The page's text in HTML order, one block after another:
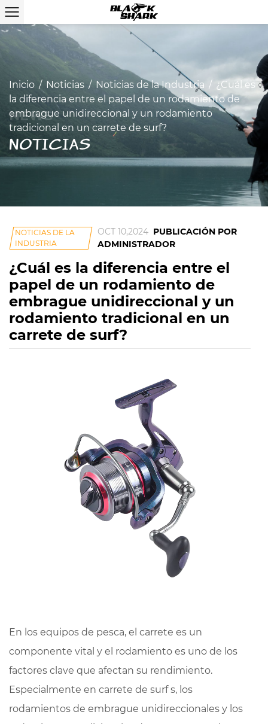
Inicio / Noticias / Noticias de la Industria / ¿Cuál es
la diferencia entre el papel de un rodamiento de
embrague unidireccional y un rodamiento
tradicional en un carrete de surf?
NOTICIAS
NOTICIAS DE LA
INDUSTRIA
OCT 10,2024 PUBLICACIÓN POR
ADMINISTRADOR
¿Cuál es la diferencia entre el
papel de un rodamiento de
embrague unidireccional y un
rodamiento tradicional en un
carrete de surf?
En los equipos de pesca, el carrete es un
componente vital y el rodamiento es uno de los
factores clave que afectan su rendimiento.
Especialmente en carrete de surfs, los
rodamientos de embrague unidireccionales y los